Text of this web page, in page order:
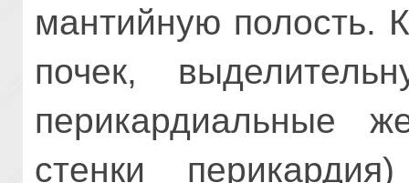
мантийную полость.
почек,
перикардиальные
стенки